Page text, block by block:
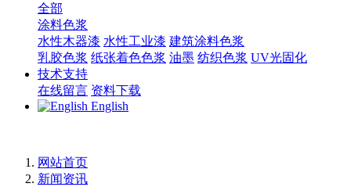
全部
涂料色浆
水性木器漆 水性工业漆 建筑涂料色浆
乳胶色浆 纸张着色色浆 油墨 纺织色浆 UV光固化
技术支持
在线留言 资料下载
English
网站首页
新闻资讯